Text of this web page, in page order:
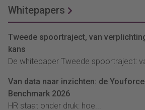
Whitepapers
Tweede spoortraject, van
kans
De whitepaper Tweede spoortraject:
Van data naar inzichten: de Youforce
Benchmark 2026
HR staat onder druk: hoe...